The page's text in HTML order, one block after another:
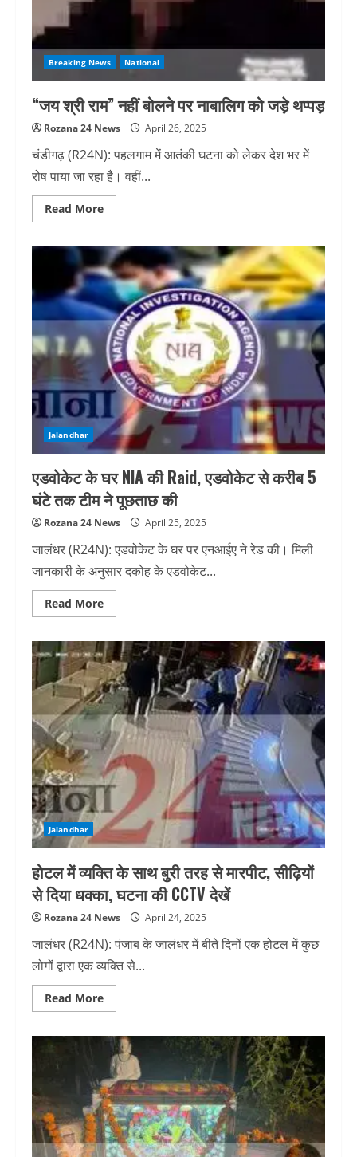
(DBSP)
Breaking News National
“जय श्री राम” नहीं बोलने पर नाबालिग को जड़े थप्पड़
Rozana 24 News April 26, 2025
चंडीगढ़ (R24N): पहलगाम में आतंकी घटना को लेकर देश भर में
रोष पाया जा रहा है। वहीं...
Read MoreRead
more
श्री
राम”
नहीं
बोलने
पर
नाबालिग
को
जड़े
थप्पड़
Jalandhar
एडवोकेट के घर NIA की Raid, एडवोकेट से करीब 5
घंटे तक टीम ने पूछताछ की
Rozana 24 News April 25, 2025
जालंधर (R24N): एडवोकेट के घर पर एनआईए ने रेड की। मिली
जानकारी के अनुसार दकोह के एडवोकेट...
Read MoreRead
more
के
घर
NIA
की
Raid,
एडवोकेट
से
करीब
5
घंटे
तक
टीम
ने
पूछताछ
Jalandhar
होटल में व्यक्ति के साथ बुरी तरह से मारपीट, सीढ़ियों
से दिया धक्का, घटना की CCTV देखें
Rozana 24 News April 24, 2025
जालंधर (R24N): पंजाब के जालंधर में बीते दिनों एक होटल में कुछ
लोगों द्वारा एक व्यक्ति से...
Read MoreRead
more
में
व्यक्ति
के
साथ
बुरी
तरह
से
मारपीट,
सीढ़ियों
से
दिया